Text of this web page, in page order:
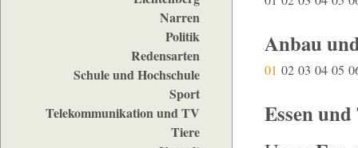
Narren
Politik
Redensarten
Schule und Hochschule
Sport
Telekommunikation und TV
Tiere
Anbau
01 02 03 04 05
Essen